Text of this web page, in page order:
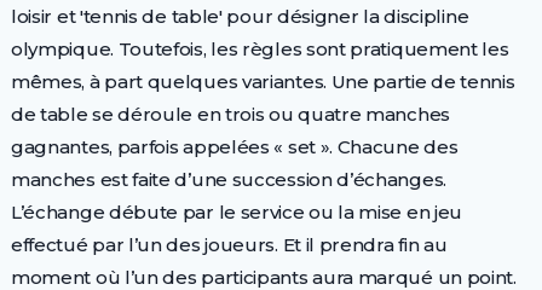
loisir et 'tennis de table' pour désigner la discipline
olympique. Toutefois, les règles sont pratiquement les
mêmes, à part quelques variantes. Une partie de tennis
de table se déroule en trois ou quatre manches
gagnantes, parfois appelées « set ». Chacune des
manches est faite d’une succession d’échanges.
L’échange débute par le service ou la mise en jeu
effectué par l’un des joueurs. Et il prendra fin au
moment où l’un des participants aura marqué un point.